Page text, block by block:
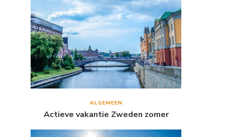
ALGEMEEN
Actieve vakantie Zweden zomer